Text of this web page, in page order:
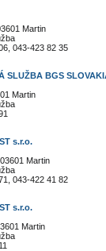
Martin
043-423 82 35
SLUŽBA BGS
Martin
s.r.o.
Martin
043-422 41 82
s.r.o.
Martin